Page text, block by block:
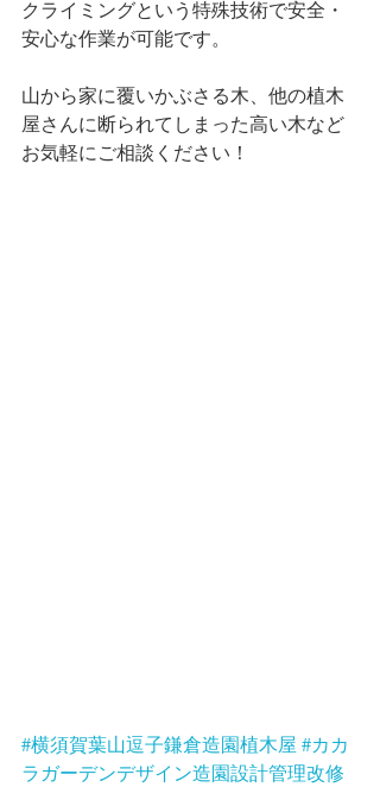
クライミングという特殊技術で安全・
安心な作業が可能です。
山から家に覆いかぶさる木、他の植木
屋さんに断られてしまった高い木など
お気軽にご相談ください！
#横須賀葉山逗子鎌倉造園植木屋 #カカ
ラガーデンデザイン造園設計管理改修